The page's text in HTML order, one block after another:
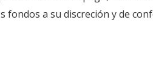
a su discreción y de